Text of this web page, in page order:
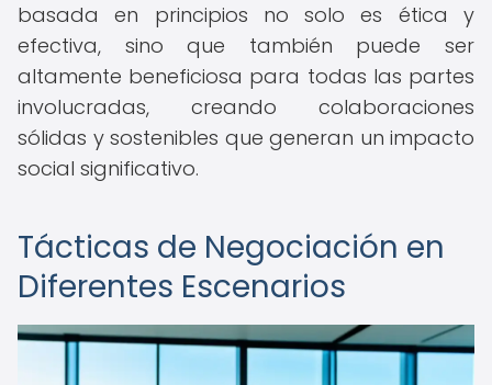
basada en principios no solo es ética y
efectiva, sino que también puede ser
altamente beneficiosa para todas las partes
involucradas, creando colaboraciones
sólidas y sostenibles que generan un impacto
social significativo.
Tácticas de Negociación en
Diferentes Escenarios